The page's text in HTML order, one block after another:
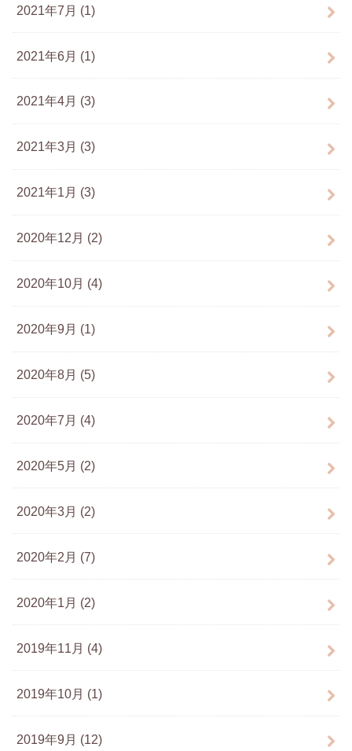
2021年7月 (1)
2021年6月 (1)
2021年4月 (3)
2021年3月 (3)
2021年1月 (3)
2020年12月 (2)
2020年10月 (4)
2020年9月 (1)
2020年8月 (5)
2020年7月 (4)
2020年5月 (2)
2020年3月 (2)
2020年2月 (7)
2020年1月 (2)
2019年11月 (4)
2019年10月 (1)
2019年9月 (12)